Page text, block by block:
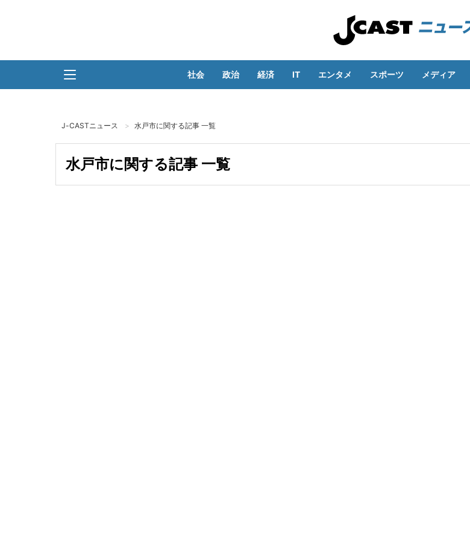
社会 政治 経済 IT エンタメ スポーツ メディア
J-CASTニュース 水戸市に関する記事 一覧
水戸市に関する記事 一覧